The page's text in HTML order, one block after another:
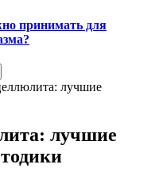
принимать для
лучшие
лучшие